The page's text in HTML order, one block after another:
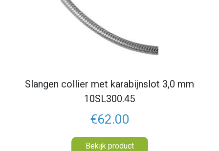
Slangen collier met karabijnslot 3,0 mm
10SL300.45
€62.00
Bekijk product